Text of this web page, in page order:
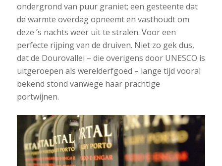
ondergrond van puur graniet; een gesteente dat
de warmte overdag opneemt en vasthoudt om
deze ’s nachts weer uit te stralen. Voor een
perfecte rijping van de druiven. Niet zo gek dus,
dat de Dourovallei – die overigens door UNESCO is
uitgeroepen als werelderfgoed – lange tijd vooral
bekend stond vanwege haar prachtige
portwijnen.